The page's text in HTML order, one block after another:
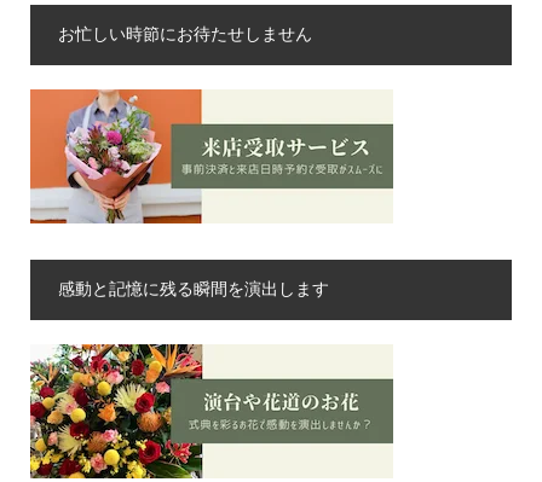
お忙しい時節にお待たせしません
感動と記憶に残る瞬間を演出します